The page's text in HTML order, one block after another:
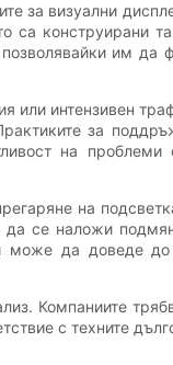
за визуални
конструирани
им да
интензивен
за
на проблеми
на
да се наложи
да доведе до
Компаниите
с техните